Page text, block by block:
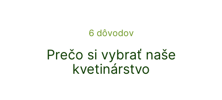
6 dôvodov
Prečo si vybrať naše
kvetinárstvo